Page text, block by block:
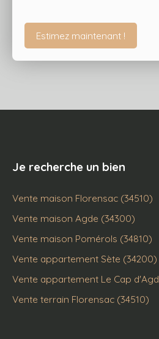
Estimez maintenant !
Je recherche un bien
Vente maison Florensac (34510)
Vente maison Agde (34300)
Vente maison Pomérols (34810)
Vente appartement Sète (34200)
Vente appartement Le Cap
Vente terrain Florensac (34510)